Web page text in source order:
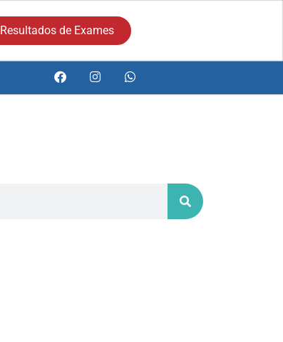
Resultados de Exames